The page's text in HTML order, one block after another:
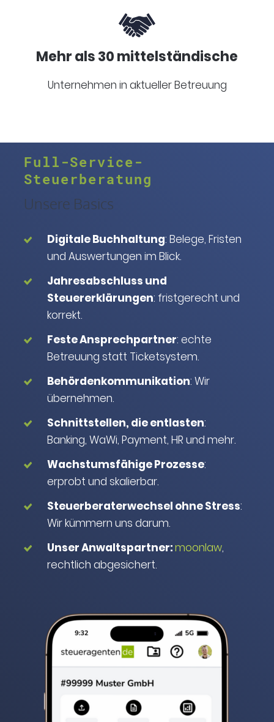
Mehr als 30 mittelständische
Unternehmen in aktueller Betreuung
Full-Service-
Steuerberatung
Unsere Basics
Digitale Buchhaltung: Belege, Fristen
und Auswertungen im Blick.
Jahresabschluss und
Steuererklärungen: fristgerecht und
korrekt.
Feste Ansprechpartner: echte
Betreuung statt Ticketsystem.
Behördenkommunikation: Wir
übernehmen.
Schnittstellen, die entlasten:
Banking, WaWi, Payment, HR und mehr.
Wachstumsfähige Prozesse:
erprobt und skalierbar.
Steuerberaterwechsel ohne Stress:
Wir kümmern uns darum.
Unser Anwaltspartner:moonlaw,
rechtlich abgesichert.